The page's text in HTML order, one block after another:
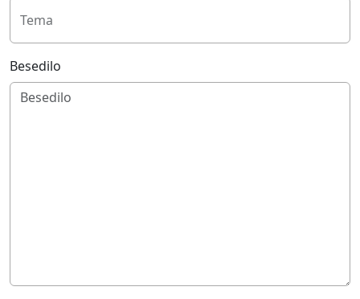
Tema
Besedilo